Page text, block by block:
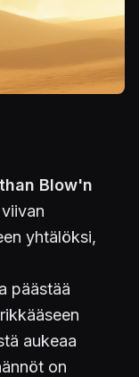
Blow'n
yhtälöksi,
päästää
aukeaa
on